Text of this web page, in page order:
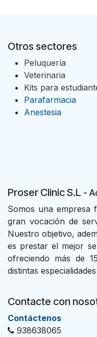
Otros sectores
Peluquería
Veterinaria
Kits para
Parafarmacia
Anestesia
Proser Clinic S.L -
Somos una empresa
gran vocación de
Nuestro objetivo,
es prestar el mejor
ofreciendo más de
distintas
Contacte con
Con​tác​tenos
938638065